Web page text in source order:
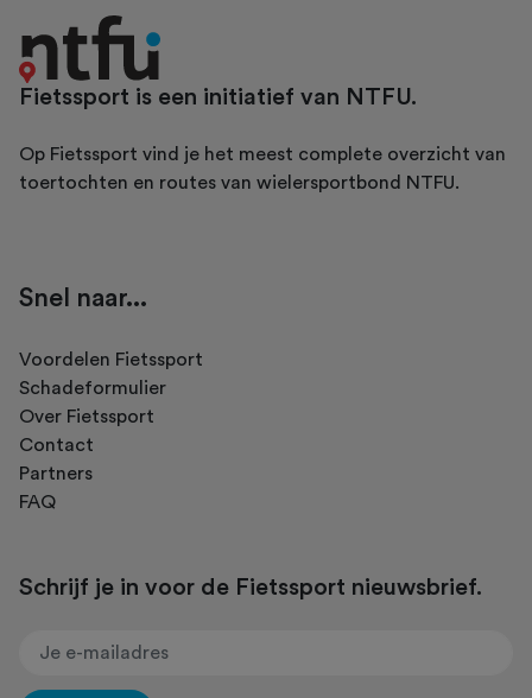
Fietssport is een initiatief van NTFU.
Op Fietssport vind je het meest complete overzicht van
toertochten en routes van wielersportbond NTFU.
Snel naar...
Voordelen Fietssport
Schadeformulier
Over Fietssport
Contact
Partners
FAQ
Schrijf je in voor de Fietssport nieuwsbrief.